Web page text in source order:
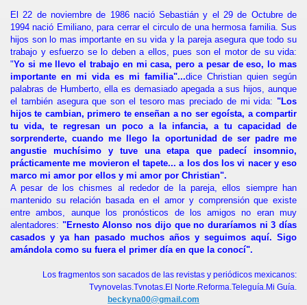
El 22 de noviembre de 1986 nació Sebastián y el 29 de Octubre de
1994 nació Emiliano, para cerrar el circulo de una hermosa familia. Sus
hijos son lo mas importante en su vida y la pareja asegura que todo su
trabajo y esfuerzo se lo deben a ellos, pues son el motor de su vida:
"Yo si me llevo el trabajo en mi casa, pero a pesar de eso, lo mas
importante en mi vida es mi familia"...dice Christian quien según
palabras de Humberto, ella es demasiado apegada a sus hijos, aunque
el también asegura que son el tesoro mas preciado de mi vida: "Los
hijos te cambian, primero te enseñan a no ser egoísta, a compartir
tu vida, te regresan un poco a la infancia, a tu capacidad de
sorprenderte, cuando me llego la oportunidad de ser padre me
angustie muchísimo y tuve una etapa que padecí insomnio,
prácticamente me movieron el tapete... a los dos los vi nacer y eso
marco mi amor por ellos y mi amor por Christian".
A pesar de los chismes al rededor de la pareja, ellos siempre han
mantenido su relación basada en el amor y comprensión que existe
entre ambos, aunque los pronósticos de los amigos no eran muy
alentadores: "Ernesto Alonso nos dijo que no duraríamos ni 3 días
casados y ya han pasado muchos años y seguimos aquí. Sigo
amándola como su fuera el primer día en que la conocí".
Los fragmentos son sacados de las revistas y periódicos mexicanos:
Tvynovelas.Tvnotas.El Norte.Reforma.Teleguía.Mi Guía.
beckyna00@gmail.com